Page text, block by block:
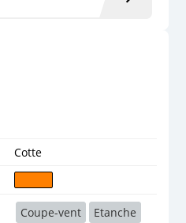
Cotte
Coupe-vent
Etanche